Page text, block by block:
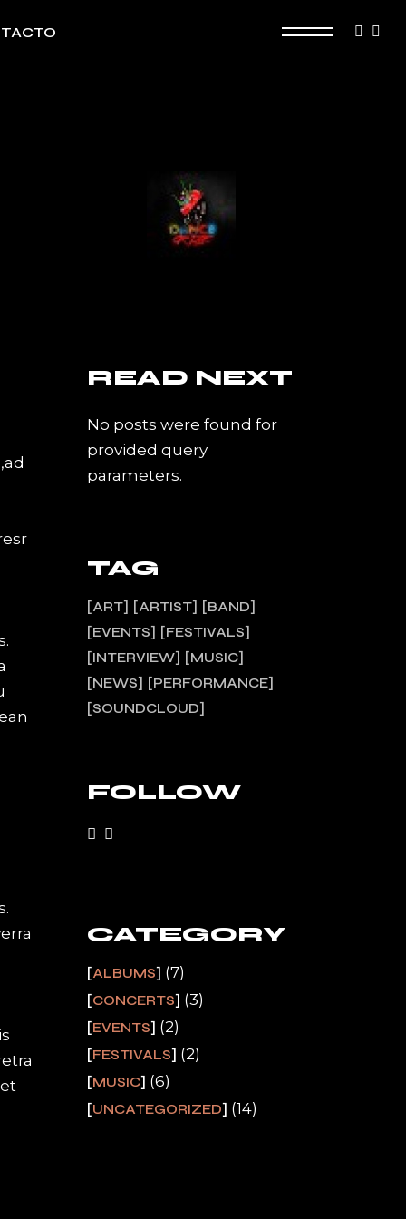
READ NEXT
No posts were found for
provided query
parameters.
TAG
ART ARTIST
BAND
EVENTS
FESTIVALS
INTERVIEW
MUSIC
NEWS
PERFORMANCE
SOUNDCLOUD
FOLLOW
CATEGORY
ALBUMS (7)
CONCERTS (3)
EVENTS (2)
FESTIVALS (2)
MUSIC (6)
UNCATEGORIZED (14)